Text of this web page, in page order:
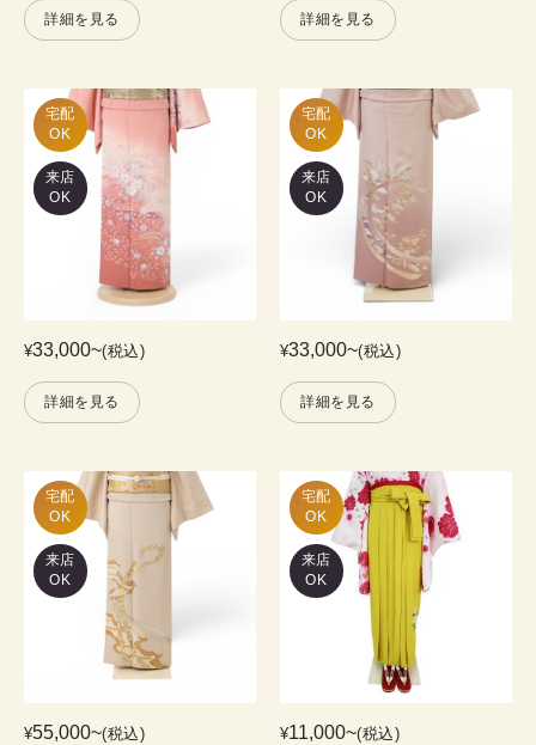
詳細を見る 詳細を見る
宅配
OK
来店
OK
¥33,000~(税込)
詳細を見る
宅配
OK
来店
OK
¥33,000~(税込)
詳細を見る
宅配
OK
来店
OK
¥55,000~(税込)
宅配
OK
来店
OK
¥11,000~(税込)